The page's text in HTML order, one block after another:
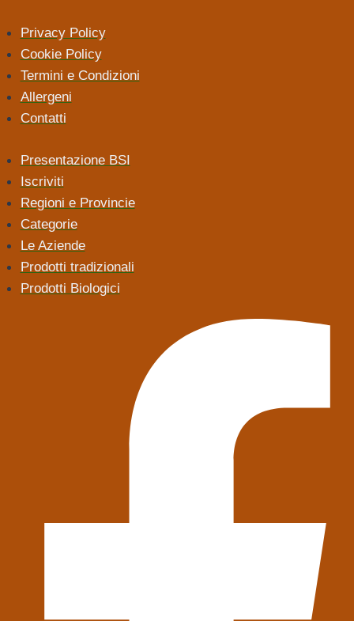
Privacy Policy
Cookie Policy
Termini e Condizioni
Allergeni
Contatti
Presentazione BSI
Iscriviti
Regioni e Provincie
Categorie
Le Aziende
Prodotti tradizionali
Prodotti Biologici